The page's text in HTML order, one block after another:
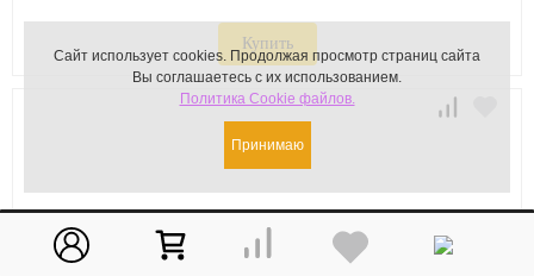
Купить
Сайт использует cookies. Продолжая просмотр страниц сайта
Вы соглашаетесь с их использованием.
Политика Cookie файлов.
Принимаю